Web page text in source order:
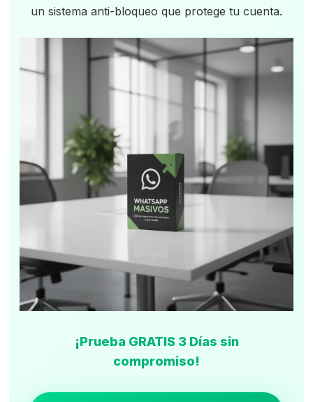
un sistema anti-bloqueo que protege tu cuenta.
¡Prueba GRATIS 3 Días sin
compromiso!